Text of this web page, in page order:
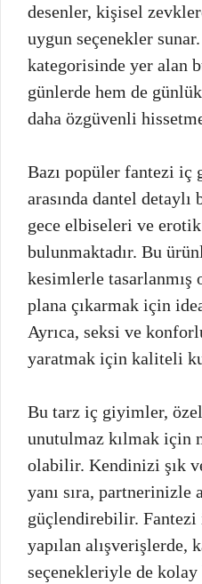
desenler, kişisel
uygun seçenekler
kategorisinde yer alan
günlerde hem de
daha özgüvenli
Bazı popüler fantezi iç
arasında dantel
gece elbiseleri ve
bulunmaktadır. Bu
kesimlerle tasarlanmış
plana çıkarmak için
Ayrıca, seksi ve
yaratmak için kaliteli
Bu tarz iç giyimler, özel
unutulmaz kılmak için
olabilir. Kendinizi şık
yanı sıra, partnerinizle
güçlendirebilir.
yapılan alışverişlerde,
seçenekleriyle de